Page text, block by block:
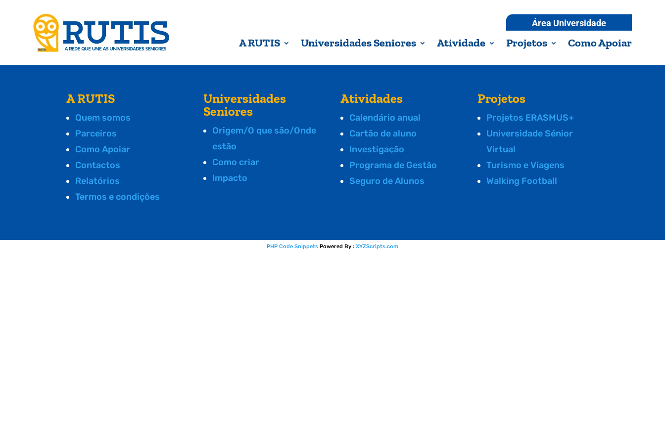
Área Universidade
A RUTIS Universidades Seniores Atividade Projetos Como Apoiar
A RUTIS
Quem somos
Parceiros
Como Apoiar
Contactos
Relatórios
Termos e condições
Universidades
Seniores
Origem/O que são/Onde
estão
Como criar
Impacto
Atividades
Calendário anual
Cartão de aluno
Investigação
Programa de Gestão
Seguro de Alunos
Projetos
Projetos ERASMUS+
Universidade Sénior
Virtual
Turismo e Viagens
Walking Football
PHP Code Snippets Powered By : XYZScripts.com